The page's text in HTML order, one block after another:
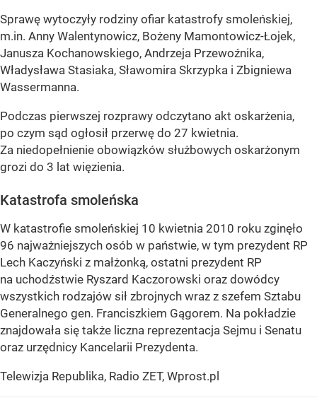
Sprawę wytoczyły rodziny ofiar katastrofy smoleńskiej,
m.in. Anny Walentynowicz, Bożeny Mamontowicz-Łojek,
Janusza Kochanowskiego, Andrzeja Przewoźnika,
Władysława Stasiaka, Sławomira Skrzypka i Zbigniewa
Wassermanna.
Podczas pierwszej rozprawy odczytano akt oskarżenia,
po czym sąd ogłosił przerwę do 27 kwietnia.
Za niedopełnienie obowiązków służbowych oskarżonym
grozi do 3 lat więzienia.
Katastrofa smoleńska
W katastrofie smoleńskiej 10 kwietnia 2010 roku zginęło
96 najważniejszych osób w państwie, w tym prezydent RP
Lech Kaczyński z małżonką, ostatni prezydent RP
na uchodźstwie Ryszard Kaczorowski oraz dowódcy
wszystkich rodzajów sił zbrojnych wraz z szefem Sztabu
Generalnego gen. Franciszkiem Gągorem. Na pokładzie
znajdowała się także liczna reprezentacja Sejmu i Senatu
oraz urzędnicy Kancelarii Prezydenta.
Telewizja Republika, Radio ZET, Wprost.pl